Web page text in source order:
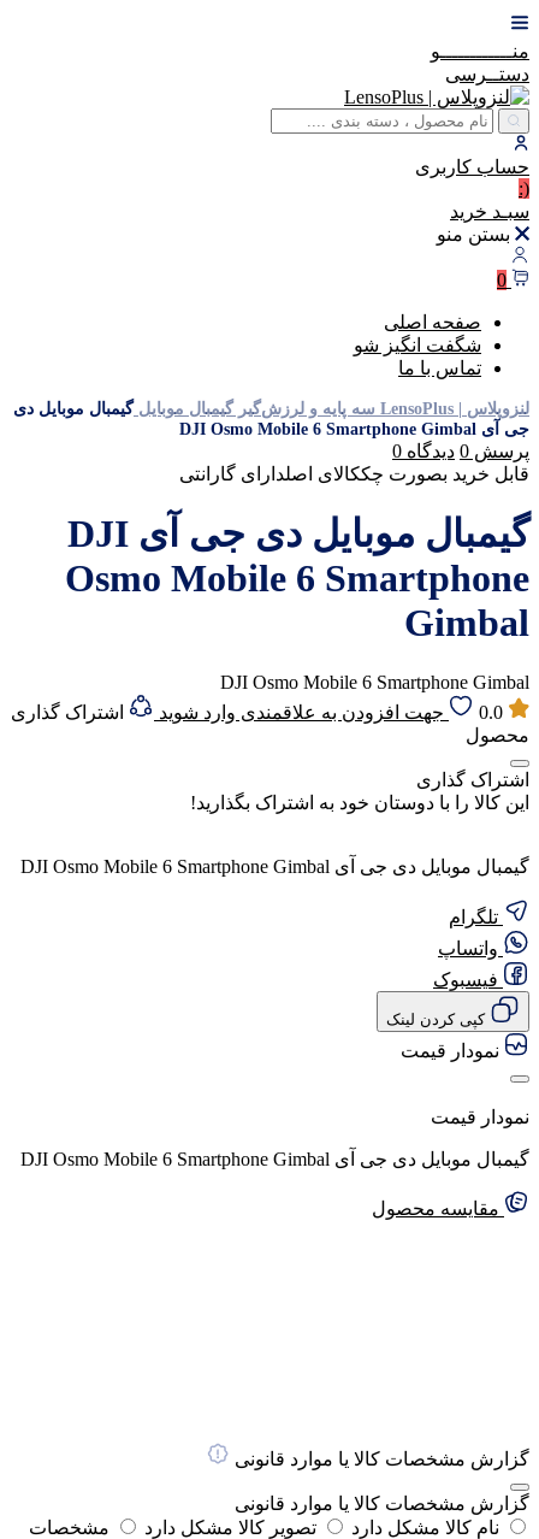
منــــــــــــو
دستــرسی
حساب کاربری
(:
سبـد خرید
بستن منو
0
صفحه اصلی
شگفت انگیز شو
تماس با ما
لنزوپلاس | LensoPlus سه پایه و لرزش‌گیر گیمبال موبایلگیمبال موبایل دی
جی آی DJI Osmo Mobile 6 Smartphone Gimbal
پرسش 0 دیدگاه 0
قابل خرید بصورت چککالای اصلدارای گارانتی
گیمبال موبایل دی جی آی DJI
Osmo Mobile 6 Smartphone
Gimbal
DJI Osmo Mobile 6 Smartphone Gimbal
0.0
جهت افزودن به علاقمندی وارد شوید
اشتراک گذاری
محصول
اشتراک گذاری
این کالا را با دوستان خود به اشتراک بگذارید!
گیمبال موبایل دی جی آی DJI Osmo Mobile 6 Smartphone Gimbal
تلگرام
واتساپ
فیسبوک
کپی کردن لینک
نمودار قیمت
نمودار قیمت
گیمبال موبایل دی جی آی DJI Osmo Mobile 6 Smartphone Gimbal
مقایسه محصول
گزارش مشخصات کالا یا موارد قانونی
گزارش مشخصات کالا یا موارد قانونی
نام کالا مشکل دارد
تصویر کالا مشکل دارد
مشخصات